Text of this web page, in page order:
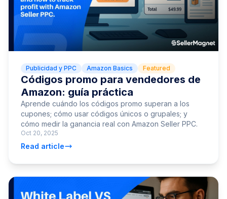
Publicidad y PPC Amazon Basics Featured
Códigos promo para vendedores de
Amazon: guía práctica
Aprende cuándo los códigos promo superan a los
cupones; cómo usar códigos únicos o grupales; y
cómo medir la ganancia real con Amazon Seller PPC.
Oct 20, 2025
Read article